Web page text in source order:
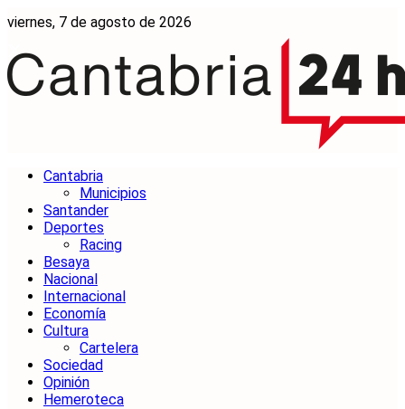
viernes, 7 de agosto de 2026
Cantabria
Municipios
Santander
Deportes
Racing
Besaya
Nacional
Internacional
Economía
Cultura
Cartelera
Sociedad
Opinión
Hemeroteca